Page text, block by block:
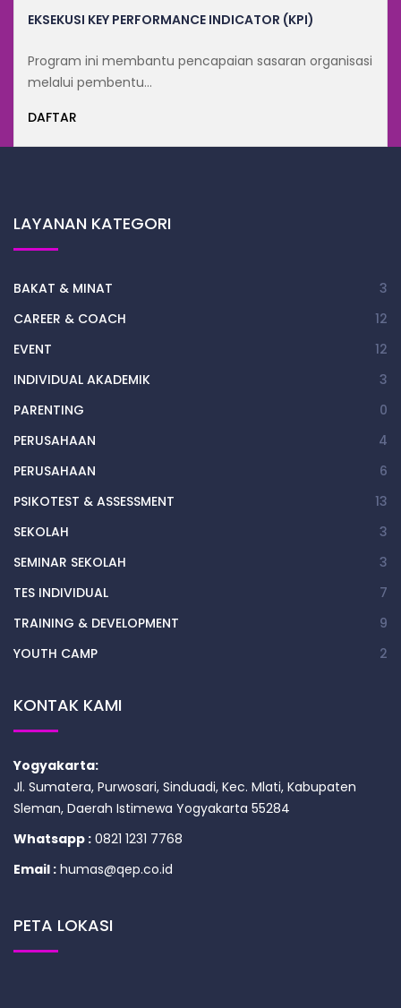
EKSEKUSI KEY PERFORMANCE INDICATOR (KPI)
Program ini membantu pencapaian sasaran organisasi
melalui pembentu…
DAFTAR
LAYANAN KATEGORI
BAKAT & MINAT
3
CAREER & COACH
12
EVENT
12
INDIVIDUAL AKADEMIK
3
PARENTING
0
PERUSAHAAN
4
PERUSAHAAN
6
PSIKOTEST & ASSESSMENT
13
SEKOLAH
3
SEMINAR SEKOLAH
3
TES INDIVIDUAL
7
TRAINING & DEVELOPMENT
9
YOUTH CAMP
2
KONTAK KAMI
Yogyakarta:
Jl. Sumatera, Purwosari, Sinduadi, Kec. Mlati, Kabupaten
Sleman, Daerah Istimewa Yogyakarta 55284
Whatsapp : 0821 1231 7768
Email : humas@qep.co.id
PETA LOKASI